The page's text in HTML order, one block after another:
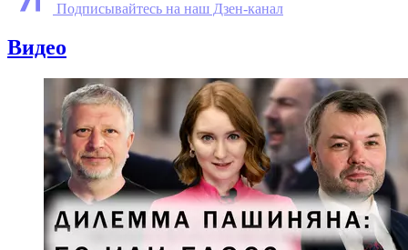
Подписывайтесь на наш Дзен-канал
Видео